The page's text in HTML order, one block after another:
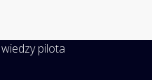
pilota